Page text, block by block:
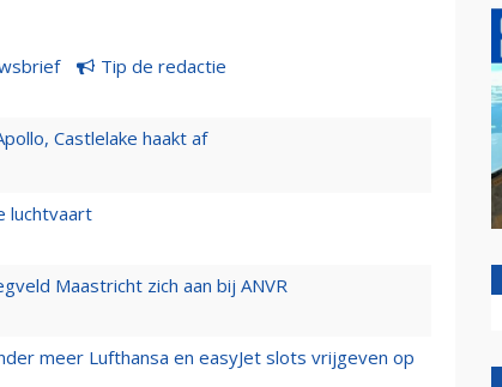
Tip de redactie
Castlelake haakt af
luchtvaart
Maastricht zich aan bij ANVR
meer Lufthansa en easyJet slots vrijgeven op